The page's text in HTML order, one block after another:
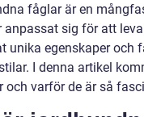
fåglar är en
anpassat sig för att
unika egenskaper och
I denna artikel
och varför de är så